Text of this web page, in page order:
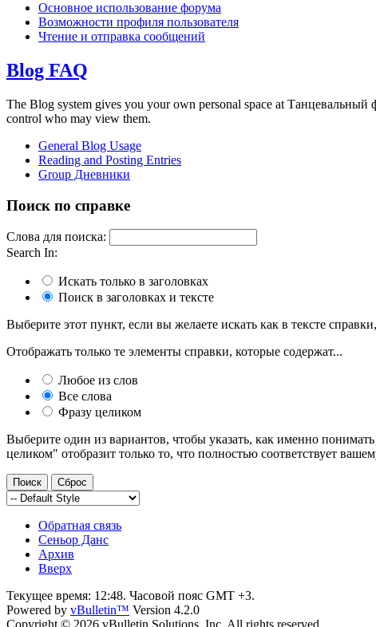
Основное использование форума
Возможности профиля пользователя
Чтение и отправка сообщений
Blog FAQ
The Blog system gives you your own personal space at
control who may view them.
General Blog Usage
Reading and Posting Entries
Group Дневники
Поиск по справке
Слова для поиска:
Search In:
Искать только в заголовках
Поиск в заголовках и тексте
Выберите этот пункт, если вы желаете искать как в тексте
Отображать только те элементы справки, которые содержат...
Любое из слов
Все слова
Фразу целиком
Выберите один из вариантов, чтобы указать, как именно
целиком" отобразит только то, что полностью соответствует
Обратная связь
Сеньор Данс
Архив
Вверх
Текущее время: 12:48. Часовой пояс GMT +3.
Powered by vBulletin™ Version 4.2.0